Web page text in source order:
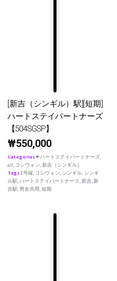
[新吉（シンギル）駅][短期]
ハートステイパートナーズ
【504SGSP】
₩550,000
Categories♥ ハートステイパートナーズ,
all, コシウォン,新吉（シンギル）
Tags1号線, コシウォン, シンギル, シンギ
ル駅,ハートステイパートナース,新吉,新
吉駅, 男女共用,短期